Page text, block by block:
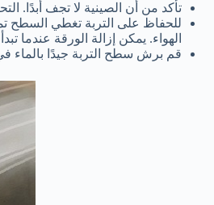
تأكد من أن الصينية لا تجف أبدًا.
للحفاظ على التربة تغطي السطح
الهواء. يمكن إزالة الورقة عندما
قم برش سطح التربة جيدًا بالماء